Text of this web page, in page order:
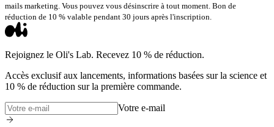
mails marketing. Vous pouvez vous désinscrire à tout moment. Bon de
réduction de 10 % valable pendant 30 jours après l'inscription.
Rejoignez le Oli's Lab. Recevez 10 % de réduction.
Accès exclusif aux lancements, informations basées sur la science et
10 % de réduction sur la première commande.
Votre e-mail